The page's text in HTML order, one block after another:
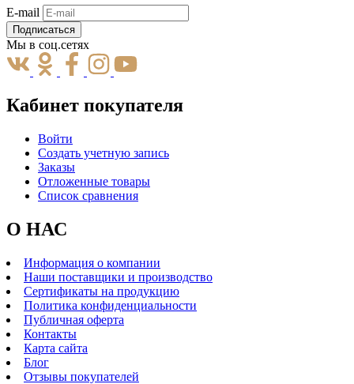
E-mail
Подписаться
Мы в соц.сетях
Кабинет покупателя
Войти
Создать учетную запись
Заказы
Отложенные товары
Список сравнения
О НАС
Информация о компании
Наши поставщики и производство
Сертификаты на продукцию
Политика конфиденциальности
Публичная оферта
Контакты
Карта сайта
Блог
Отзывы покупателей